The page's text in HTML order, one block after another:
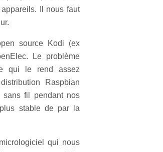
Il nous faut
source Kodi (ex
Le problème
qui le rend assez
Raspbian
sans fil pendant nos
stable de par la
qui nous